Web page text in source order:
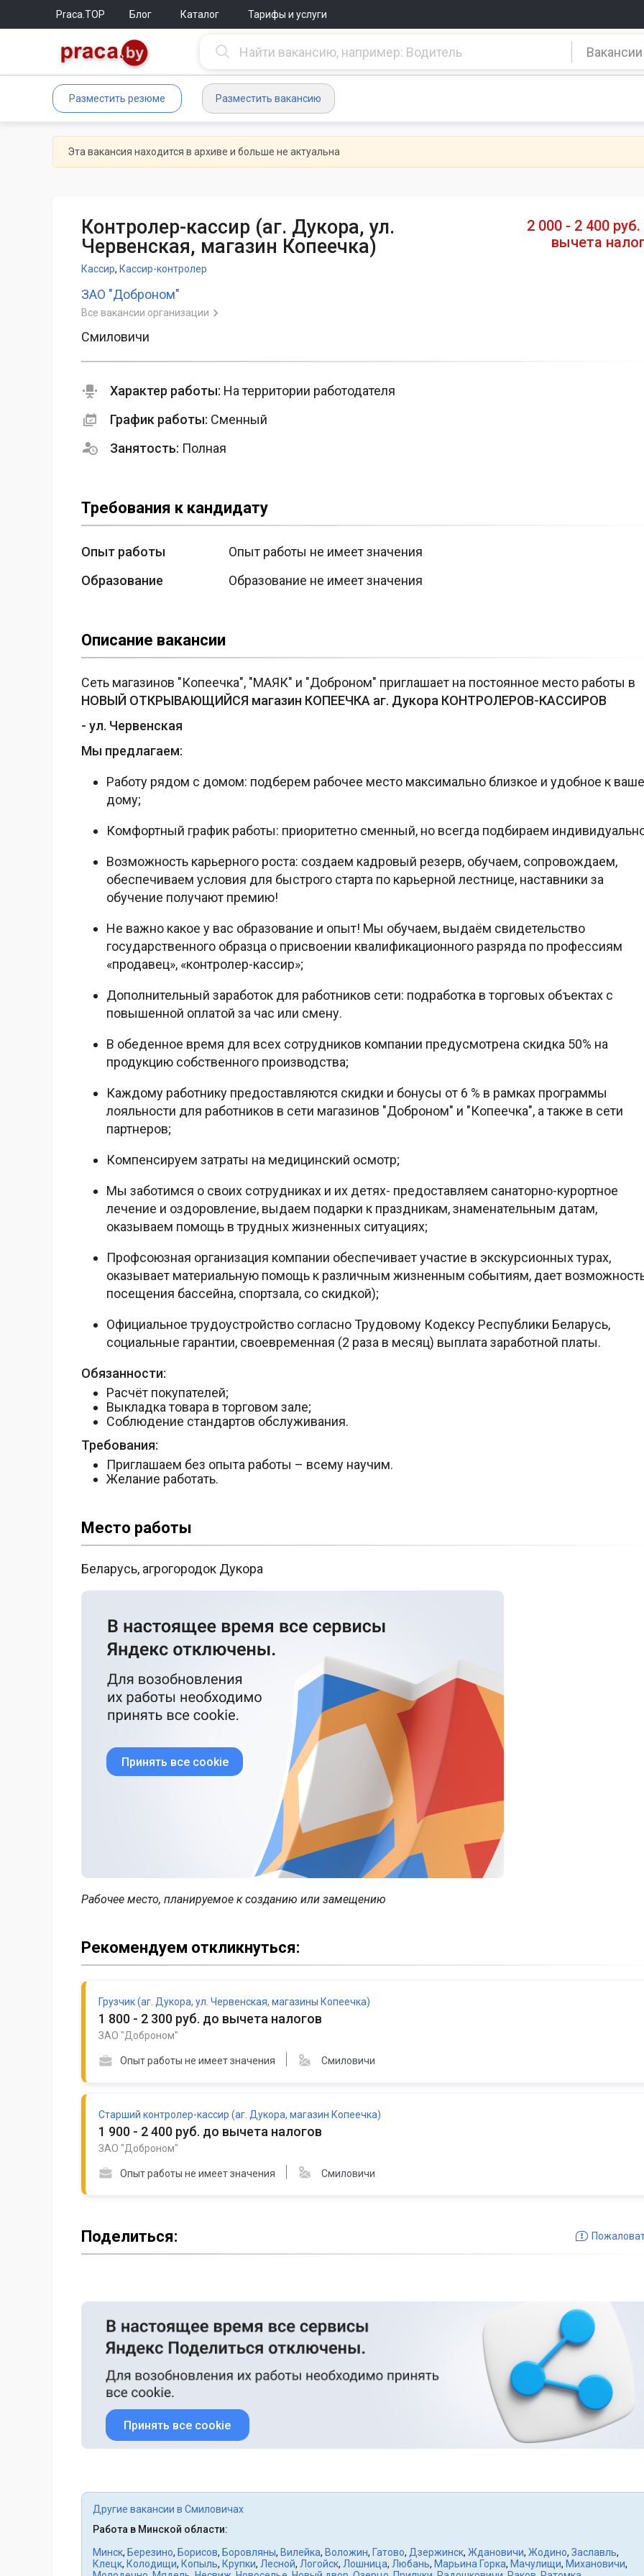
Praca.TOP Блог Каталог Тарифы и услуги
Вакансии
Разместить резюме Разместить вакансию
Эта вакансия находится в архиве и больше не актуальна
Контролер-кассир (аг. Дукора, ул.
Червенская, магазин Копеечка)
Кассир, Кассир-контролер
2 000 - 2 400
вычета
ЗАО "Доброном"
Все вакансии организации
Смиловичи
Характер работы: На территории работодателя
График работы: Сменный
Занятость: Полная
Требования к кандидату
Опыт работы
Опыт работы не имеет значения
Образование
Образование не имеет значения
Описание вакансии
Сеть магазинов "Копеечка", "МАЯК" и "Доброном" приглашает на постоянное место работы в
НОВЫЙ ОТКРЫВАЮЩИЙСЯ магазин КОПЕЕЧКА аг. Дукора КОНТРОЛЕРОВ-КАССИРОВ
- ул. Червенская
Мы предлагаем:
Работу рядом с домом: подберем рабочее место максимально близкое и удобное к
дому;
Комфортный график работы: приоритетно сменный, но всегда подбираем
Возможность карьерного роста: создаем кадровый резерв, обучаем, сопровождаем,
обеспечиваем условия для быстрого старта по карьерной лестнице, наставники за
обучение получают премию!
Не важно какое у вас образование и опыт! Мы обучаем, выдаём свидетельство
государственного образца о присвоении квалификационного разряда по профессиям
«продавец», «контролер-кассир»;
Дополнительный заработок для работников сети: подработка в торговых объектах с
повышенной оплатой за час или смену.
В обеденное время для всех сотрудников компании предусмотрена скидка 50% на
продукцию собственного производства;
Каждому работнику предоставляются скидки и бонусы от 6 % в рамках программы
лояльности для работников в сети магазинов "Доброном" и "Копеечка", а также в сети
партнеров;
Компенсируем затраты на медицинский осмотр;
Мы заботимся о своих сотрудниках и их детях- предоставляем санаторно-курортное
лечение и оздоровление, выдаем подарки к праздникам, знаменательным датам,
оказываем помощь в трудных жизненных ситуациях;
Профсоюзная организация компании обеспечивает участие в экскурсионных турах,
оказывает материальную помощь к различным жизненным событиям, дает
посещения бассейна, спортзала, со скидкой);
Официальное трудоустройство согласно Трудовому Кодексу Республики Беларусь,
социальные гарантии, своевременная (2 раза в месяц) выплата заработной платы.
Обязанности:
Расчёт покупателей;
Выкладка товара в торговом зале;
Соблюдение стандартов обслуживания.
Требования:
Приглашаем без опыта работы – всему научим.
Желание работать.
Место работы
Беларусь, агрогородок Дукора
Принять все cookie
Рабочее место, планируемое к созданию или замещению
Рекомендуем откликнуться:
Грузчик (аг. Дукора, ул. Червенская, магазины Копеечка)
1 800 - 2 300 руб. до вычета налогов
ЗАО "Доброном"
Опыт работы не имеет значения Смиловичи
Старший контролер-кассир (аг. Дукора, магазин Копеечка)
1 900 - 2 400 руб. до вычета налогов
ЗАО "Доброном"
Опыт работы не имеет значения Смиловичи
Поделиться:
Принять все cookie
Другие вакансии в Смиловичах
Работа в Минской области:
Минск, Березино, Борисов, Боровляны, Вилейка, Воложин, Гатово, Дзержинск, Ждановичи, Жодино, Заславль,
Клецк, Колодищи, Копыль, Крупки, Лесной, Логойск, Лошница, Любань, Марьина Горка, Мачулищи, Михановичи,